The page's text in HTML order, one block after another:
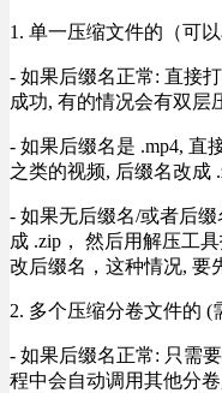
1. 单一压缩文件的（可
- 如果后缀名正常: 直接
成功, 有的情况会有双层
- 如果后缀名是 .mp4, 直
之类的视频, 后缀名改成
- 如果无后缀名/或者后
成 .zip， 然后用解压工
改后缀名，这种情况, 要
2. 多个压缩分卷文件的
- 如果后缀名正常: 只需
程中会自动调用其他分